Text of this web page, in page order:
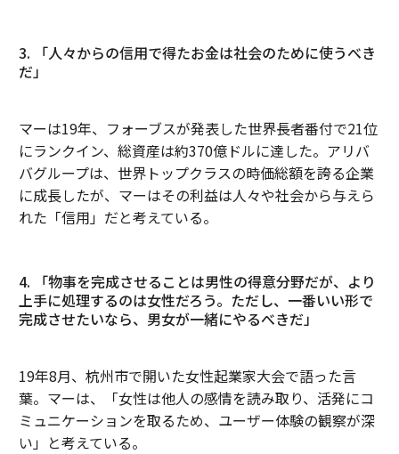
3. 「人々からの信用で得たお金は社会のために使うべき
だ」
マーは19年、フォーブスが発表した世界長者番付で21位
にランクイン、総資産は約370億ドルに達した。アリバ
バグループは、世界トップクラスの時価総額を誇る企業
に成長したが、マーはその利益は人々や社会から与えら
れた「信用」だと考えている。
4. 「物事を完成させることは男性の得意分野だが、より
上手に処理するのは女性だろう。ただし、一番いい形で
完成させたいなら、男女が一緒にやるべきだ」
19年8月、杭州市で開いた女性起業家大会で語った言
葉。マーは、「女性は他人の感情を読み取り、活発にコ
ミュニケーションを取るため、ユーザー体験の観察が深
い」と考えている。